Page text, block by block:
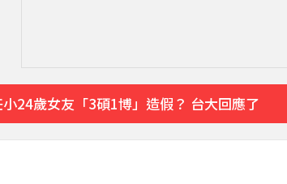
24歲女友「3碩1博」造假？ 台大回應了
App，隨時掌握天下大小事！